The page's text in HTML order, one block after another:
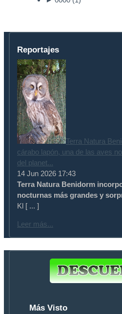
Reportajes
Terra Natura
cárabo lapón, una de las aves
del planet...
14 Jun 2026 17:43
Terra Natura Benidorm
nocturnas más grandes y
Kl [ ... ]
Leer más...
Más Visto